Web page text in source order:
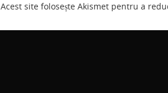
Acest site folosește Akismet pentru a